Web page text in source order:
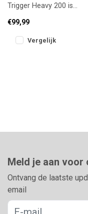
Trigger Heavy 200 is
die volop kracht en
gevoeligheid no
€99,99
Vergelijk
Meld je aan
Ontvang de laatste
email